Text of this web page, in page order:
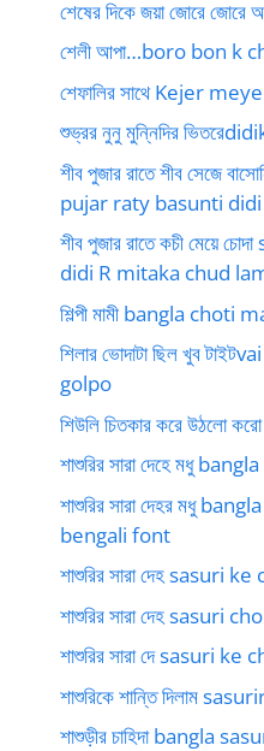
শেষের দিকে জয়া জোরে জোরে
শেলী আপা…boro bon k
শেফালির সাথে Kejer
শুভ্রর নুনু মুন্নিদির
শীব পুজার রাতে শীব সেজে
pujar raty basunti
শীব পুজার রাতে কচী মেয়ে
didi R mitaka chud
শিল্পী মামী bangla choti
শিলার ভোদাটা ছিল খুব
golpo
শিউলি চিতকার করে উঠলো
শাশুরির সারা দেহে মধু
শাশুরির সারা দেহর মধু
bengali font
শাশুরির সারা দেহ sasuri
শাশুরির সারা দেহ sasuri
শাশুরির সারা দে sasuri ke
শাশুরিকে শান্তি দিলাম
শাশুড়ীর চাহিদা bangla